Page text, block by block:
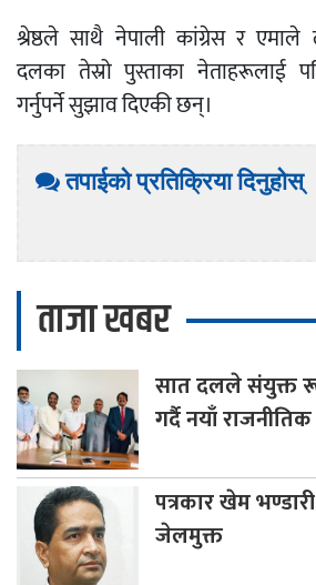
श्रेष्ठले साथै नेपाली कांग्रेस र एमाले
दलका तेस्रो पुस्ताका नेताहरूलाई
गर्नुपर्ने सुझाव दिएकी छन्।
तपाईको प्रतिक्रिया दिनुहोस्
ताजा खबर
सातदलले संयुक्त
गर्दै नयाँ राजनीतिक
पत्रकारखेम
जेलमुक्त